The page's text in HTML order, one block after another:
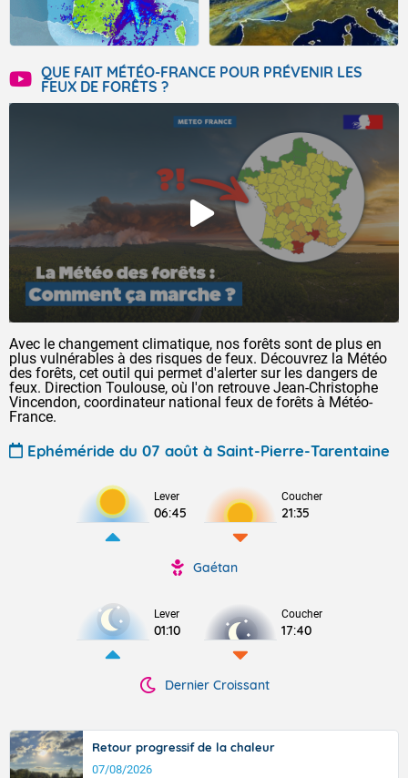
QUE FAIT MÉTÉO-FRANCE POUR PRÉVENIR LES
FEUX DE FORÊTS ?
Avec le changement climatique, nos forêts sont de plus en
plus vulnérables à des risques de feux. Découvrez la Météo
des forêts, cet outil qui permet d'alerter sur les dangers de
feux. Direction Toulouse, où l'on retrouve Jean-Christophe
Vincendon, coordinateur national feux de forêts à Météo-
France.
Ephéméride du 07 août à Saint-Pierre-Tarentaine
Lever
06:45
Coucher
21:35
Gaétan
Lever
01:10
Coucher
17:40
Dernier Croissant
Retour progressif de la chaleur
07/08/2026